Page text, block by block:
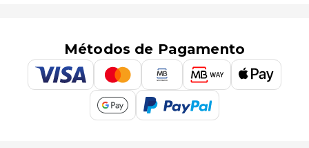
Métodos de Pagamento